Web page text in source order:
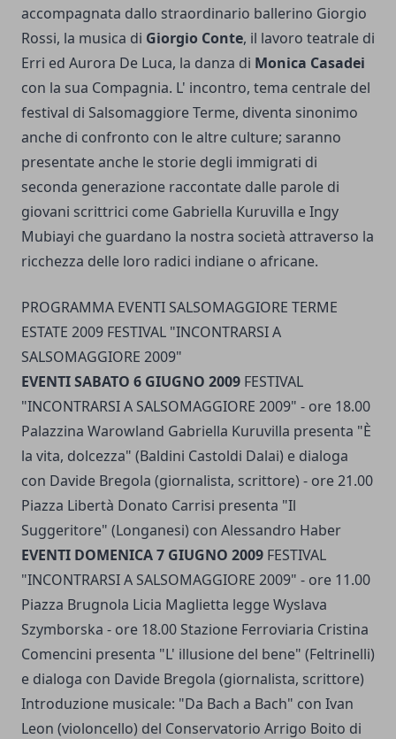
accompagnata dallo straordinario ballerino Giorgio
Rossi, la musica di Giorgio Conte, il lavoro teatrale di
Erri ed Aurora De Luca, la danza di Monica Casadei
con la sua Compagnia. L' incontro, tema centrale del
festival di Salsomaggiore Terme, diventa sinonimo
anche di confronto con le altre culture; saranno
presentate anche le storie degli immigrati di
seconda generazione raccontate dalle parole di
giovani scrittrici come Gabriella Kuruvilla e Ingy
Mubiayi che guardano la nostra società attraverso la
ricchezza delle loro radici indiane o africane.
PROGRAMMA EVENTI SALSOMAGGIORE TERME
ESTATE 2009 FESTIVAL "INCONTRARSI A
SALSOMAGGIORE 2009"
EVENTI SABATO 6 GIUGNO 2009 FESTIVAL
"INCONTRARSI A SALSOMAGGIORE 2009" - ore 18.00
Palazzina Warowland Gabriella Kuruvilla presenta "È
la vita, dolcezza" (Baldini Castoldi Dalai) e dialoga
con Davide Bregola (giornalista, scrittore) - ore 21.00
Piazza Libertà Donato Carrisi presenta "Il
Suggeritore" (Longanesi) con Alessandro Haber
EVENTI DOMENICA 7 GIUGNO 2009 FESTIVAL
"INCONTRARSI A SALSOMAGGIORE 2009" - ore 11.00
Piazza Brugnola Licia Maglietta legge Wyslava
Szymborska - ore 18.00 Stazione Ferroviaria Cristina
Comencini presenta "L' illusione del bene" (Feltrinelli)
e dialoga con Davide Bregola (giornalista, scrittore)
Introduzione musicale: "Da Bach a Bach" con Ivan
Leon (violoncello) del Conservatorio Arrigo Boito di